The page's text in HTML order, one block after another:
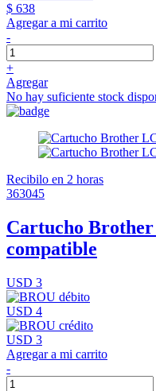
$ 638
Agregar a mi carrito
-
+
Agregar
No hay suficiente stock
Recibilo en 2 horas
363045
Cartucho
compatible
USD 3
USD 4
USD 3
Agregar a mi carrito
-